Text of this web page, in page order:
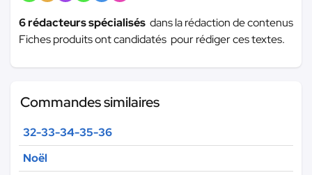
6 rédacteurs spécialisés dans la rédaction de contenus
Fiches produits ont candidatés pour rédiger ces textes.
Commandes similaires
32-33-34-35-36
Noël